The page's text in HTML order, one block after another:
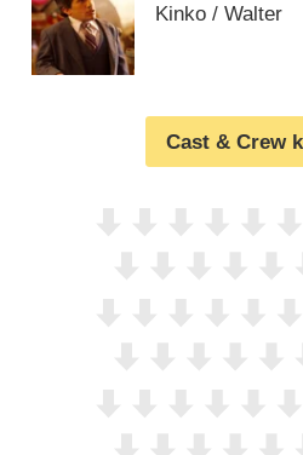
Kinko /​ Walter
Cast & Crew